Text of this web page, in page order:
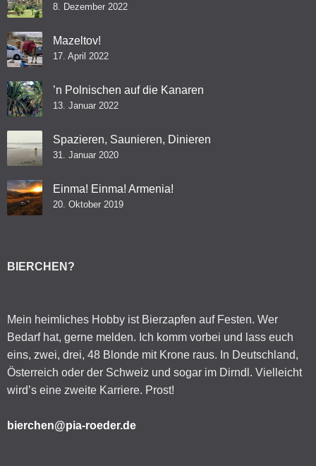
8. Dezember 2022
Mazeltov!
17. April 2022
’n Polnischen auf die Kanaren
13. Januar 2022
Spazieren, Saunieren, Dinieren
31. Januar 2020
Einma! Einma! Armenia!
20. Oktober 2019
BIERCHEN?
Mein heimliches Hobby ist Bierzapfen auf Festen. Wer
Bedarf hat, gerne melden. Ich komm vorbei und lass euch
eins, zwei, drei, 48 Blonde mit Krone raus. In Deutschland,
Österreich oder der Schweiz und sogar im Dirndl. Vielleicht
wird’s eine zweite Karriere. Prost!
bierchen@pia-roeder.de